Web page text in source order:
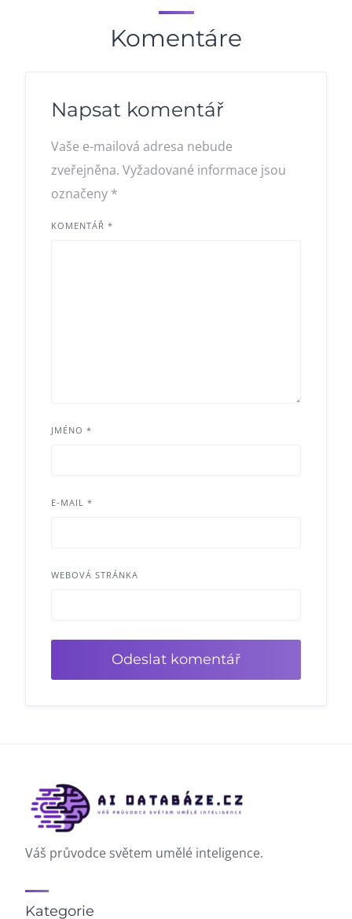
Komentáre
Napsat komentář
Vaše e-mailová adresa nebude
zveřejněna. Vyžadované informace jsou
označeny *
KOMENTÁŘ *
JMÉNO *
E-MAIL *
WEBOVÁ STRÁNKA
Váš průvodce světem umělé inteligence.
Kategorie